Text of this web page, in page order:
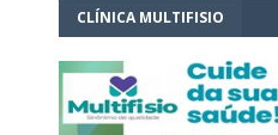
CLÍNICA MULTIFISIO